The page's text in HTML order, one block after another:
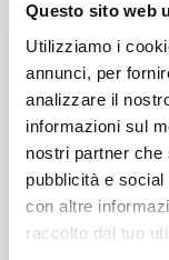
Questo sito web
Utilizziamo i
annunci, per
analizzare il
informazioni sul
nostri partner che
pubblicità e
con altre
raccolto dal tuo
Leggi il